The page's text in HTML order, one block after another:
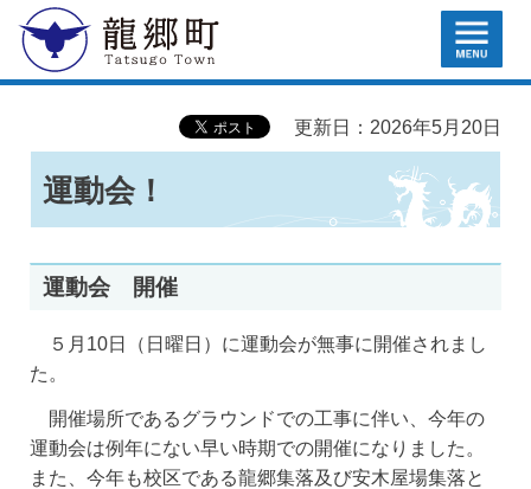
龍郷町 MENU
更新日：2026年5月20日
運動会！
運動会 開催
５月10日（日曜日）に運動会が無事に開催されまし
た。
開催場所であるグラウンドでの工事に伴い、今年の
運動会は例年にない早い時期での開催になりました。
また、今年も校区である龍郷集落及び安木屋場集落と